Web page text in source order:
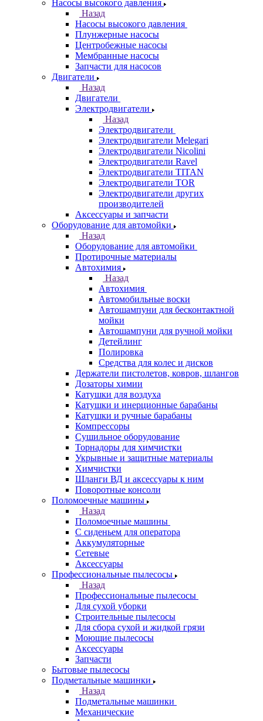
Насосы высокого давления
Назад
Насосы высокого давления
Плунжерные насосы
Центробежные насосы
Мембранные насосы
Запчасти для насосов
Двигатели
Назад
Двигатели
Электродвигатели
Назад
Электродвигатели
Электродвигатели Melegari
Электродвигатели Nicolini
Электродвигатели Ravel
Электродвигатели TITAN
Электродвигатели TOR
Электродвигатели других
производителей
Аксессуары и запчасти
Оборудование для автомойки
Назад
Оборудование для автомойки
Протирочные материалы
Автохимия
Назад
Автохимия
Автомобильные воски
Автошампуни для бесконтактной
мойки
Автошампуни для ручной мойки
Детейлинг
Полировка
Средства для колес и дисков
Держатели пистолетов, ковров, шлангов
Дозаторы химии
Катушки для воздуха
Катушки и инерционные барабаны
Катушки и ручные барабаны
Компрессоры
Сушильное оборудование
Торнадоры для химчистки
Укрывные и защитные материалы
Химчистки
Шланги ВД и аксессуары к ним
Поворотные консоли
Поломоечные машины
Назад
Поломоечные машины
С сиденьем для оператора
Аккумуляторные
Сетевые
Аксессуары
Профессиональные пылесосы
Назад
Профессиональные пылесосы
Для сухой уборки
Строительные пылесосы
Для сбора сухой и жидкой грязи
Моющие пылесосы
Аксессуары
Запчасти
Бытовые пылесосы
Подметальные машинки
Назад
Подметальные машинки
Механические